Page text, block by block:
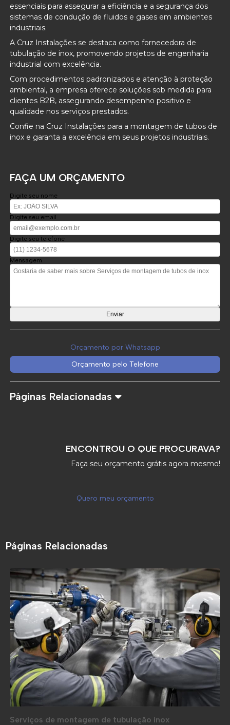
essenciais para assegurar a eficiência e a segurança dos
sistemas de condução de fluidos e gases em ambientes
industriais.
A Cruz Instalações se destaca como fornecedora de
tubulação de inox, promovendo projetos de engenharia
industrial com excelência.
Com procedimentos padronizados e atenção à proteção
ambiental, a empresa oferece soluções sob medida para
clientes B2B, assegurando desempenho positivo e
qualidade nos serviços prestados.
Confie na Cruz Instalações para a montagem de tubos de
inox e garanta a excelência em seus projetos industriais.
FAÇA UM ORÇAMENTO
Digite seu nome
Digite seu email
Digite seu telefone
Mensagem
Orçamento por Whatsapp
Orçamento pelo Telefone
Páginas Relacionadas
ENCONTROU O QUE PROCURAVA?
Faça seu orçamento grátis agora mesmo!
Quero meu orçamento
Páginas Relacionadas
Serviços de montagem de tubulação inox